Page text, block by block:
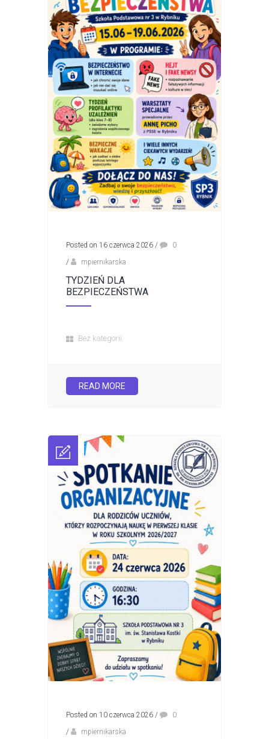
Posted on 16 czerwca 2026 /
0
/
mpiernikarska
TYDZIEŃ DLA
BEZPIECZEŃSTWA
Bez kategorii
READ MORE
Posted on 10 czerwca 2026 /
0
/
mpiernikarska